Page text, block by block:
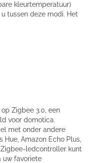
kleurtemperatuur)
tussen deze modi. Het
Zigbee 3.0, een
voor domotica.
met onder andere
Hue, Amazon Echo Plus,
ledcontroller kunt
uw favoriete